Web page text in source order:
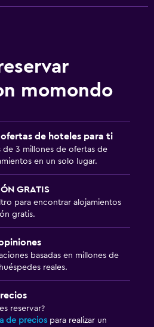
momondo
ofertas de hoteles para ti
de 3 millones de ofertas de
en un solo lugar.
GRATIS
para encontrar alojamientos
gratis.
basadas en millones de
reales.
reservar?
de precios para realizar un